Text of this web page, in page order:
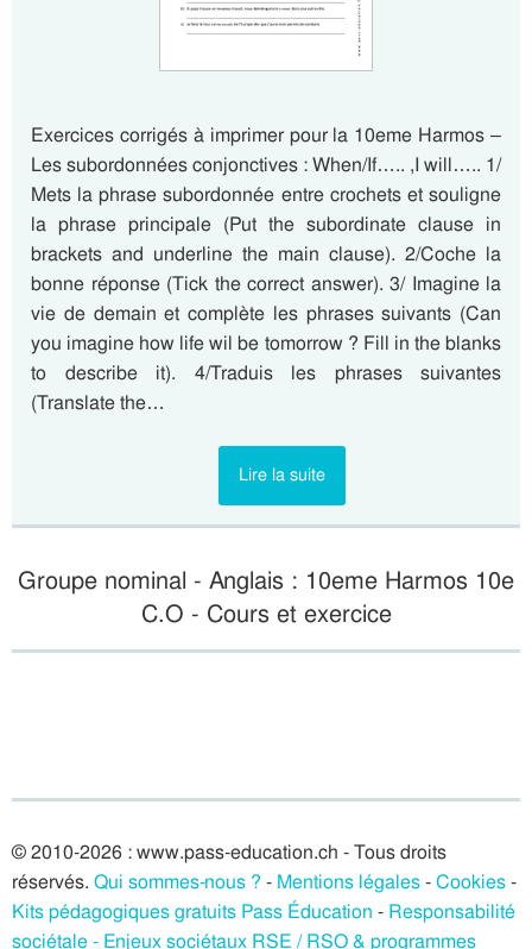
Exercices corrigés à imprimer pour la 10eme Harmos –
Les subordonnées conjonctives : When/If….. ,I will….. 1/
Mets la phrase subordonnée entre crochets et souligne
la phrase principale (Put the subordinate clause in
brackets and underline the main clause). 2/Coche la
bonne réponse (Tick the correct answer). 3/ Imagine la
vie de demain et complète les phrases suivants (Can
you imagine how life wil be tomorrow ? Fill in the blanks
to describe it). 4/Traduis les phrases suivantes
(Translate the…
Lire la suite
Groupe nominal - Anglais : 10eme Harmos 10e
C.O - Cours et exercice
© 2010-2026 : www.pass-education.ch - Tous droits
réservés. Qui sommes-nous ? - Mentions légales-Cookies-
Kits pédagogiques gratuits Pass Éducation - Responsabilité
sociétale - Enjeux sociétaux RSE / RSO & programmes